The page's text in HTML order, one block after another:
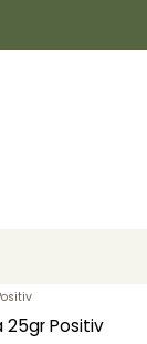
25gr Positiv